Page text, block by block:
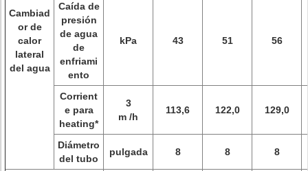
Cambiad
or de
calor
lateral
del agua
Caída de
presión
de agua
de
enfriami
ento
kPa 43 51 56
Corrient
e para
heating*
3
m /h
113,6 122,0 129,0
Diámetro
del tubo
pulgada 8 8 8